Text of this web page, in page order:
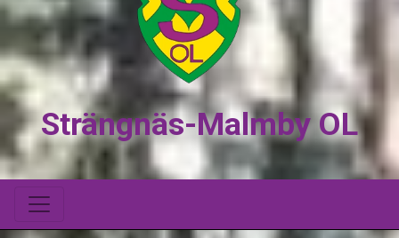
Strängnäs-Malmby OL